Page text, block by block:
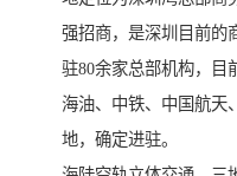
强招商，是深圳目前的
驻80余家总部机构，目
海油、中铁、中国航天
地，确定进驻。